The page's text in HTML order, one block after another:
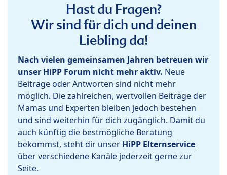
Hast du Fragen?
Wir sind für dich und deinen
Liebling da!
Nach vielen gemeinsamen Jahren betreuen wir
unser HiPP Forum nicht mehr aktiv. Neue
Beiträge oder Antworten sind nicht mehr
möglich. Die zahlreichen, wertvollen Beiträge der
Mamas und Experten bleiben jedoch bestehen
und sind weiterhin für dich zugänglich. Damit du
auch künftig die bestmögliche Beratung
bekommst, steht dir unser HiPP Elternservice
über verschiedene Kanäle jederzeit gerne zur
Seite.